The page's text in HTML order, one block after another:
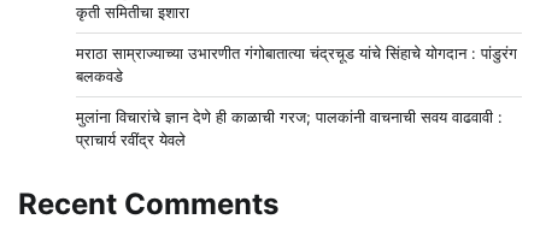
कृती समितीचा इशारा
मराठा साम्राज्याच्या उभारणीत गंगोबातात्या चंद्रचूड यांचे सिंहाचे योगदान : पांडुरंग
बलकवडे
मुलांना विचारांचे ज्ञान देणे ही काळाची गरज; पालकांनी वाचनाची सवय वाढवावी :
प्राचार्य रवींद्र येवले
Recent Comments